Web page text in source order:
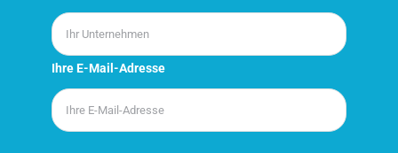
Ihre E-Mail-Adresse